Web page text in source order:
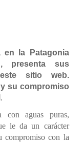
en la Patagonia
presenta sus
sitio web.
su compromiso
.
con aguas puras,
le da un carácter
compromiso con la